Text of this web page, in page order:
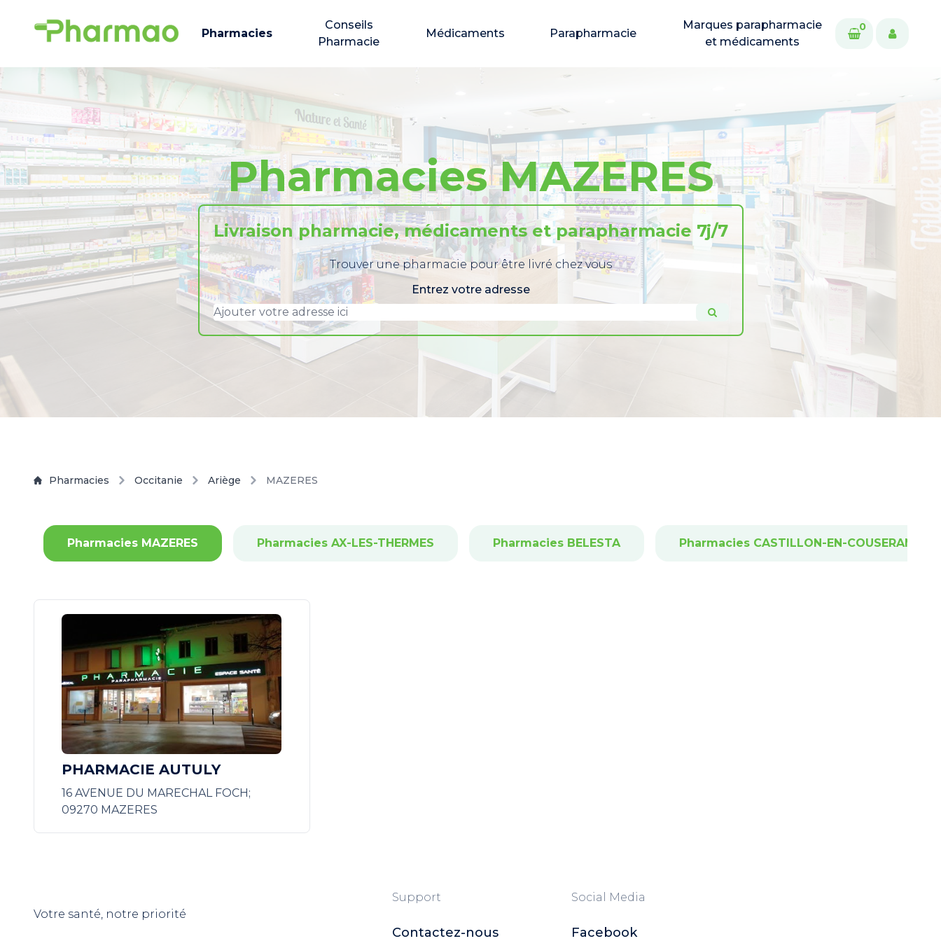
Pharmacies
Conseils
Pharmacie
Médicaments Parapharmacie
Marques parapharmacie
et médicaments
0
Pharmacies MAZERES
Livraison pharmacie, médicaments et parapharmacie 7j/7
Trouver une pharmacie pour être livré chez vous
Entrez votre adresse
Pharmacies Occitanie Ariège MAZERES
Pharmacies MAZERES Pharmacies AX-LES-THERMES Pharmacies BELESTA Pharmacies CASTILLON-EN-COUSERANS
PHARMACIE AUTULY
16 AVENUE DU MARECHAL FOCH;
09270 MAZERES
Votre santé, notre priorité
Support
Contactez-nous
Social Media
Facebook